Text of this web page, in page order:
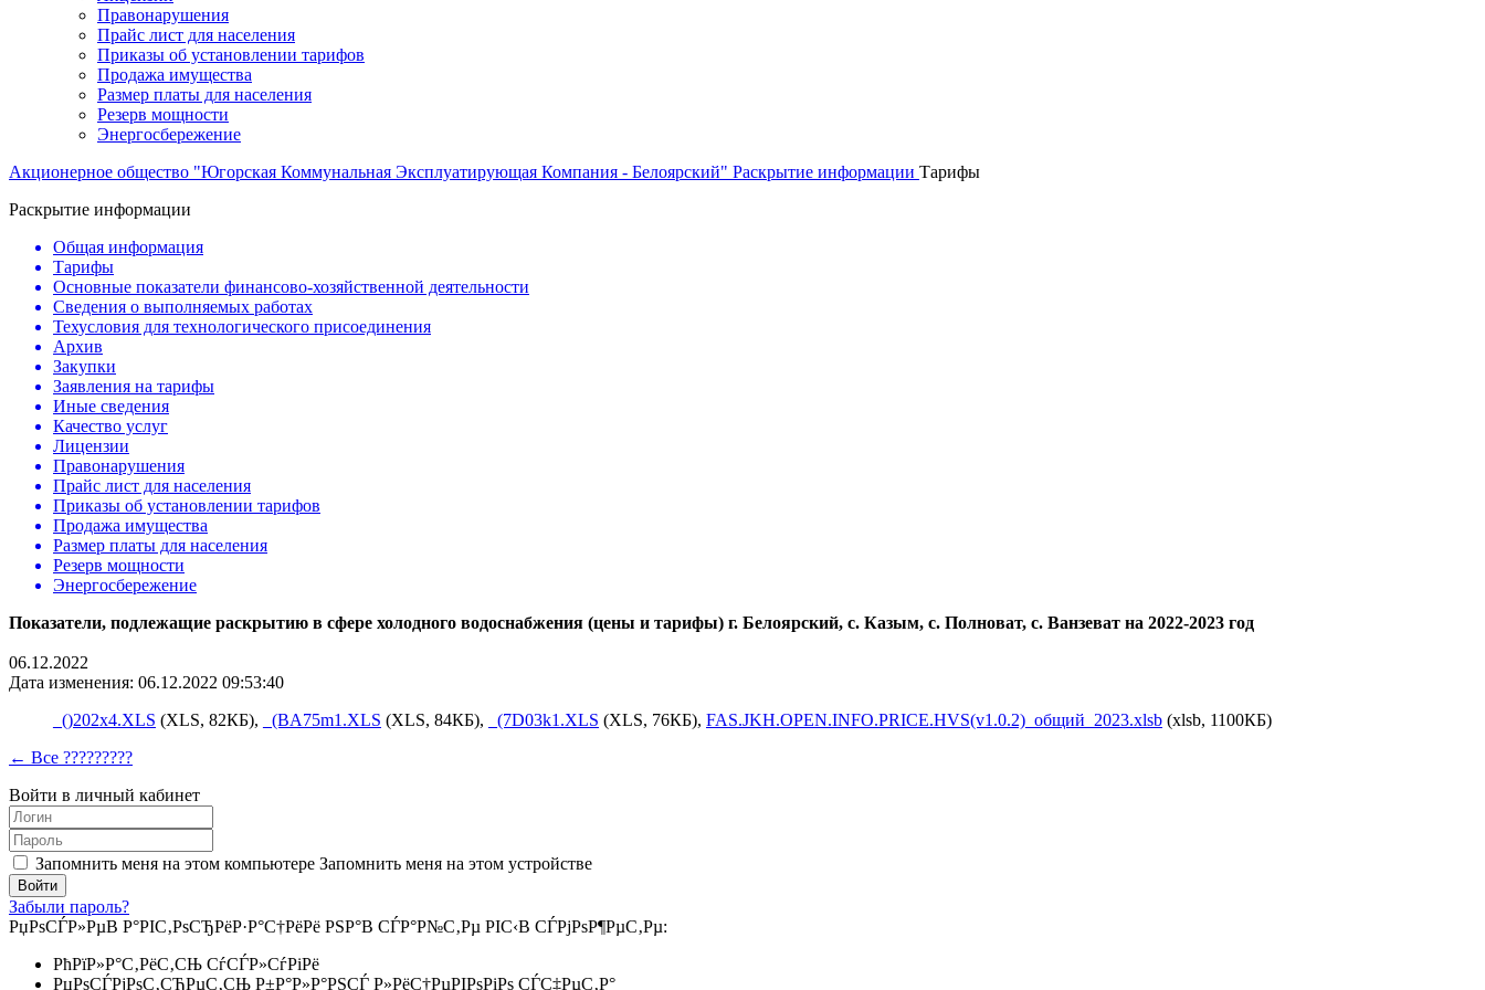
Правонарушения
Прайс лист для населения
Приказы об установлении тарифов
Продажа имущества
Размер платы для населения
Резерв мощности
Энергосбережение
Акционерное общество "Югорская Коммунальная Эксплуатирующая Компания - Белоярский" Раскрытие информации Тарифы
Раскрытие информации
Общая информация
Тарифы
Основные показатели финансово-хозяйственной деятельности
Сведения о выполняемых работах
Техусловия для технологического присоединения
Архив
Закупки
Заявления на тарифы
Иные сведения
Качество услуг
Лицензии
Правонарушения
Прайс лист для населения
Приказы об установлении тарифов
Продажа имущества
Размер платы для населения
Резерв мощности
Энергосбережение
Показатели, подлежащие раскрытию в сфере холодного водоснабжения (цены и тарифы) г. Белоярский, с. Казым, с. Полноват, с. Ванзеват на 2022-2023 год
06.12.2022
Дата изменения: 06.12.2022 09:53:40
_()202x4.XLS (XLS, 82КБ), _(BA75m1.XLS (XLS, 84КБ), _(7D03k1.XLS (XLS, 76КБ), FAS.JKH.OPEN.INFO.PRICE.HVS(v1.0.2)_общий_2023.xlsb (xlsb, 1100КБ)
← Все ?????????
Войти в личный кабинет
Запомнить меня на этом компьютере Запомнить меня на этом устройстве
Забыли пароль?
РџРѕСЃР»РµВ Р°РІС‚РѕСЂРёР·Р°С†РёРё РЅР°В СЃР°Р№С‚Рµ РІС‹В СЃРјРѕР¶РµС‚Рµ:
РћРїР»Р°С‚РёС‚СЊ СѓСЃР»СѓРіРё
РџРѕСЃРјРѕС‚СЂРµС‚СЊ Р±Р°Р»Р°РЅСЃ Р»РёС†РµРІРѕРіРѕ СЃС‡РµС‚Р°